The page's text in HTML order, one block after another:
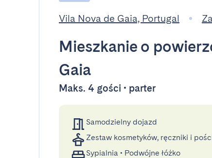
Vila Nova de Gaia, Portugal
Mieszkanie o
Gaia
Maks. 4 gości • parter
Samodzielny dojazd
Zestaw kosmetyków, ręczniki i
Sypialnia • Podwójne łóżko